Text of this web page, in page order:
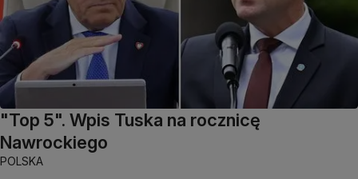
"Top 5". Wpis Tuska na rocznicę
Nawrockiego
POLSKA